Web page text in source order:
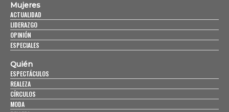
Mujeres
ACTUALIDAD
LIDERAZGO
OPINIÓN
ESPECIALES
Quién
ESPECTÁCULOS
REALEZA
CÍRCULOS
MODA